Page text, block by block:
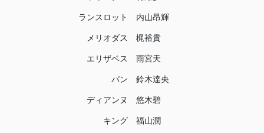
ランスロット
内山昂輝
メリオダス
梶裕貴
エリザベス
雨宮天
バン
鈴木達央
ディアンヌ
悠木碧
キング
福山潤